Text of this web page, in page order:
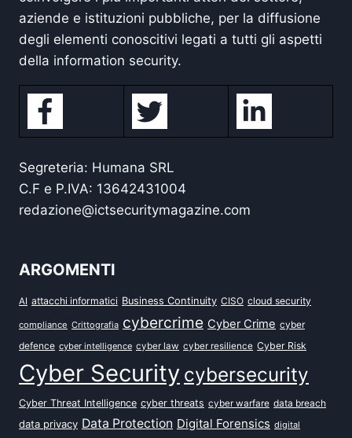
aziende e istituzioni pubbliche, per la diffusione
degli elementi conoscitivi legati a tutti gli aspetti
della information security.
Segreteria: Humana SRL
C.F e P.IVA: 13642431004
redazione@ictsecuritymagazine.com
ARGOMENTI
AI attacchi informatici Business Continuity CISO cloud security
compliance Crittografia cybercrime Cyber Crime cyber
defence cyber intelligence cyber law cyber resilience Cyber Risk
Cyber Security cybersecurity
Cyber Threat Intelligence cyber threats cyber warfare data breach
data privacy Data Protection Digital Forensics digital